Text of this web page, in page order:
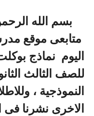
بسم الله
متابعى موقع
اليوم نماذج
النموذجية ،
الاخرى نشرنا فى